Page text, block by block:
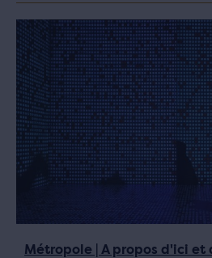
Métropole | A propos d'ici et